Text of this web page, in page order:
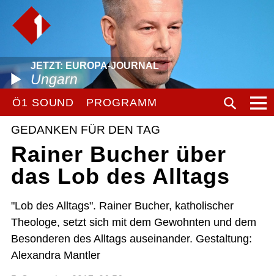
JETZT: EUROPA-JOURNAL
Ungarn
Ö1 SOUND PROGRAMM
GEDANKEN FÜR DEN TAG
Rainer Bucher über
das Lob des Alltags
"Lob des Alltags". Rainer Bucher, katholischer
Theologe, setzt sich mit dem Gewohnten und dem
Besonderen des Alltags auseinander. Gestaltung:
Alexandra Mantler